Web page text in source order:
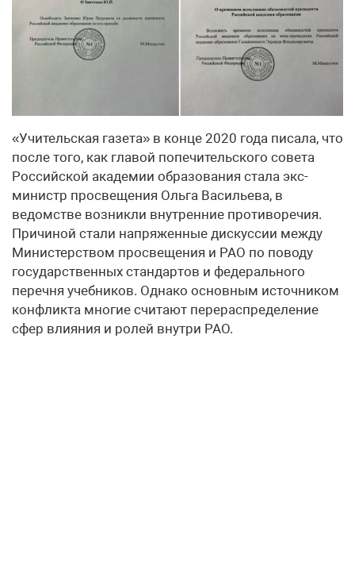
«Учительская газета» в конце 2020 года писала, что
после того, как главой попечительского совета
Российской академии образования стала экс-
министр просвещения Ольга Васильева, в
ведомстве возникли внутренние противоречия.
Причиной стали напряженные дискуссии между
Министерством просвещения и РАО по поводу
государственных стандартов и федерального
перечня учебников. Однако основным источником
конфликта многие считают перераспределение
сфер влияния и ролей внутри РАО.